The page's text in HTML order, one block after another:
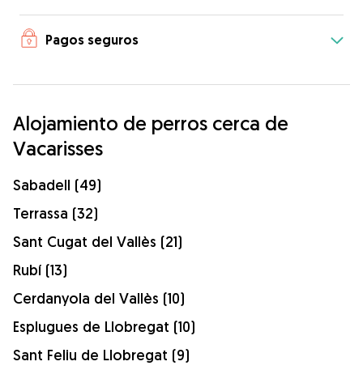
Pagos seguros
Alojamiento de perros cerca de
Vacarisses
Sabadell (49)
Terrassa (32)
Sant Cugat del Vallès (21)
Rubí (13)
Cerdanyola del Vallès (10)
Esplugues de Llobregat (10)
Sant Feliu de Llobregat (9)